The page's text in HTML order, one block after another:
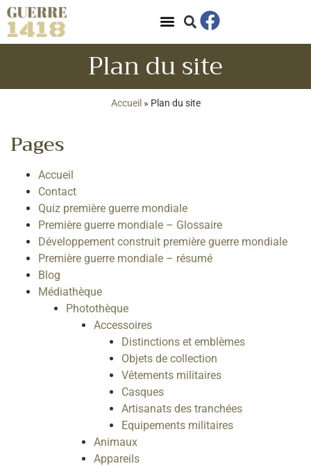
Panneau de gestion des cookies
Plan du site
Accueil » Plan du site
Pages
Accueil
Contact
Quiz première guerre mondiale
Première guerre mondiale – Glossaire
Développement construit première guerre mondiale
Première guerre mondiale – résumé
Blog
Médiathèque
Photothèque
Accessoires
Distinctions et emblèmes
Objets de collection
Vêtements militaires
Casques
Artisanats des tranchées
Equipements militaires
Animaux
Appareils